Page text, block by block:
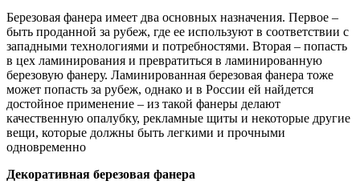
Березовая фанера имеет два основных назначения. Первое –
быть проданной за рубеж, где ее используют в соответствии с
западными технологиями и потребностями. Вторая – попасть
в цех ламинирования и превратиться в ламинированную
березовую фанеру. Ламинированная березовая фанера тоже
может попасть за рубеж, однако и в России ей найдется
достойное применение – из такой фанеры делают
качественную опалубку, рекламные щиты и некоторые другие
вещи, которые должны быть легкими и прочными
одновременно
Декоративная березовая фанера